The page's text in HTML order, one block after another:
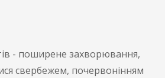
- поширене захворювання,
свербежем, почервонінням